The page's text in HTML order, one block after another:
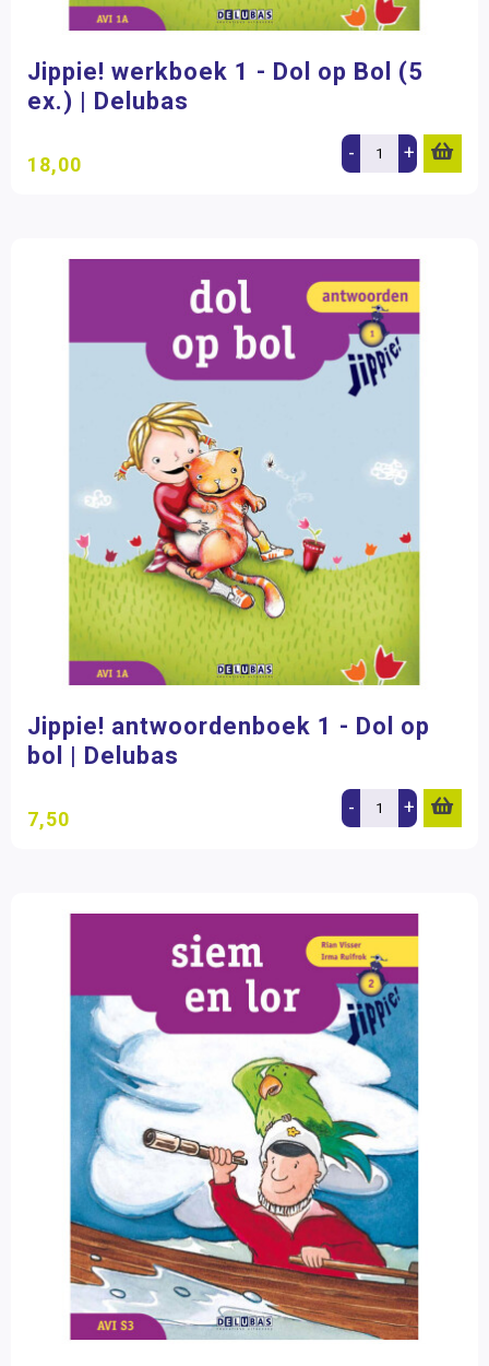
Jippie! werkboek 1 - Dol op Bol (5
ex.) | Delubas
18,00 - +
Jippie! antwoordenboek 1 - Dol op
bol | Delubas
7,50 - +